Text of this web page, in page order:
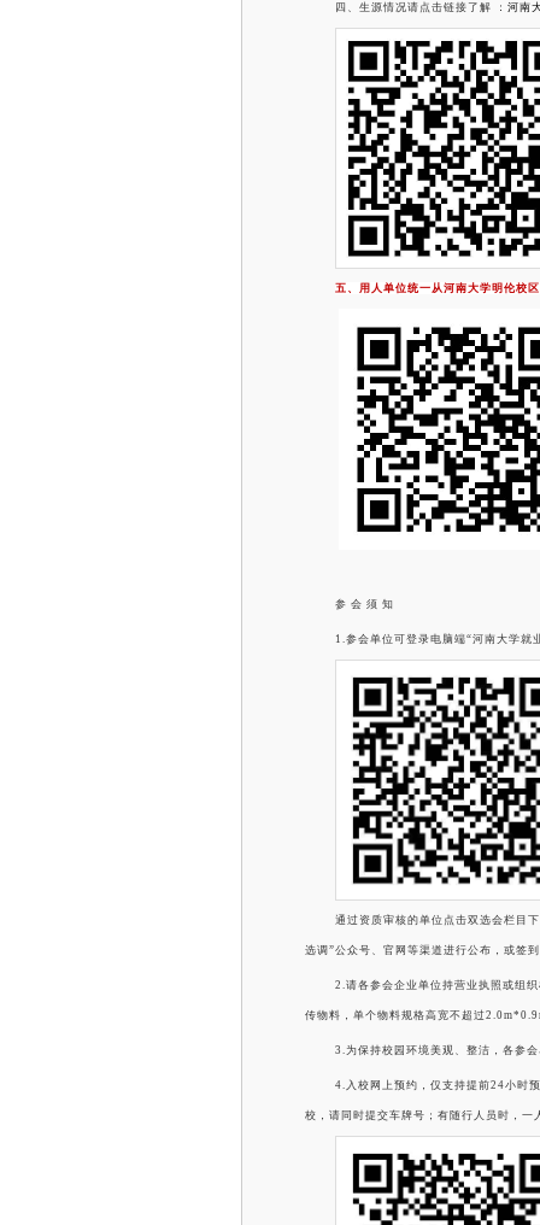
四、生源情况请点击链接了解 ： 河南
五、用人单位统一从河南大学明伦校
参 会 须 知
1.参会单位可登录电脑端“河南大学
通过资质审核的单位点击双选会栏目
选调”公众号、官网等渠道进行公布，或签
2.请各参会企业单位持营业执照或组
传物料，单个物料规格高宽不超过
3.为保持校园环境美观、整洁，各参
4.入校网上预约，仅支持提前24小时
校，请同时提交车牌号；有随行人员时，